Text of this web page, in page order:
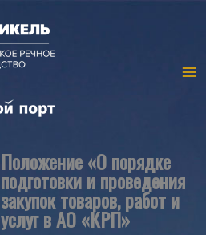
Положение «О порядке
подготовки и проведения
закупок товаров, работ и
услуг в АО «КРП»